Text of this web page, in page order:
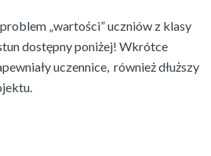
„wartości” uczniów z klasy
dostępny poniżej! Wkrótce
uczennice, również dłuższy